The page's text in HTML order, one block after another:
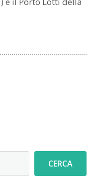
CERCA